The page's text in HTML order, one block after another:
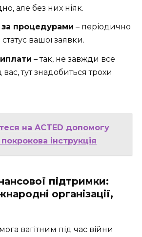
але без них ніяк.
за процедурами – періодично
вашої заявки.
– так, не завжди все
вас, тут знадобиться трохи
на ACTED допомогу
інструкція
підтримки:
організації,
вагітним під час війни